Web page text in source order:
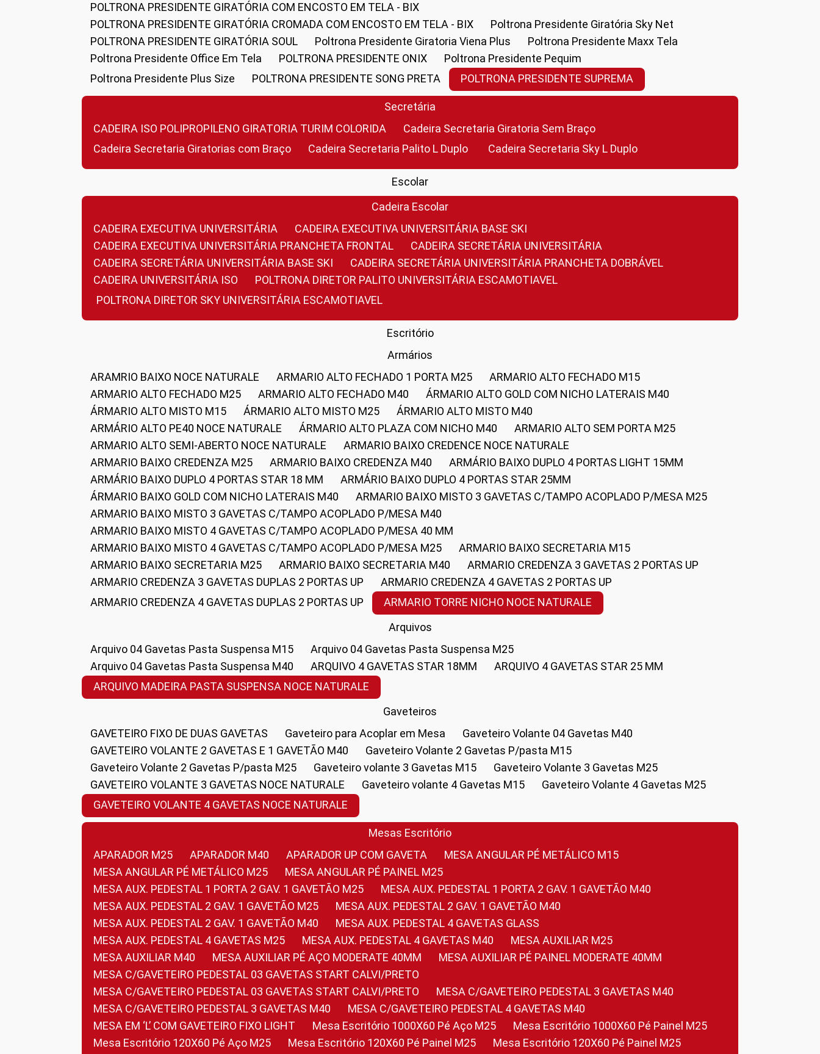
POLTRONA PRESIDENTE GIRATÓRIA COM ENCOSTO EM TELA - BIX
POLTRONA PRESIDENTE GIRATÓRIA CROMADA COM ENCOSTO EM TELA - BIX
Poltrona Presidente Giratória Sky Net
POLTRONA PRESIDENTE GIRATÓRIA SOUL
Poltrona Presidente Giratoria Viena Plus
Poltrona Presidente Maxx Tela
Poltrona Presidente Office Em Tela
POLTRONA PRESIDENTE ONIX
Poltrona Presidente Pequim
Poltrona Presidente Plus Size
POLTRONA PRESIDENTE SONG PRETA POLTRONA PRESIDENTE SUPREMA
Secretária
CADEIRA ISO POLIPROPILENO GIRATORIA TURIM COLORIDA
Cadeira Secretaria Giratoria Sem Braço
Cadeira Secretaria Giratorias com Braço
Cadeira Secretaria Palito L Duplo Cadeira Secretaria Sky L Duplo
Escolar
Cadeira Escolar
CADEIRA EXECUTIVA UNIVERSITÁRIA
CADEIRA EXECUTIVA UNIVERSITÁRIA BASE SKI
CADEIRA EXECUTIVA UNIVERSITÁRIA PRANCHETA FRONTAL
CADEIRA SECRETÁRIA UNIVERSITÁRIA
CADEIRA SECRETÁRIA UNIVERSITÁRIA BASE SKI
CADEIRA SECRETÁRIA UNIVERSITÁRIA PRANCHETA DOBRÁVEL
CADEIRA UNIVERSITÁRIA ISO
POLTRONA DIRETOR PALITO UNIVERSITÁRIA ESCAMOTIAVEL
POLTRONA DIRETOR SKY UNIVERSITÁRIA ESCAMOTIAVEL
Escritório
Armários
ARAMRIO BAIXO NOCE NATURALE
ARMARIO ALTO FECHADO 1 PORTA M25
ARMARIO ALTO FECHADO M15
ARMARIO ALTO FECHADO M25
ARMARIO ALTO FECHADO M40
ÁRMARIO ALTO GOLD COM NICHO LATERAIS M40
ÁRMARIO ALTO MISTO M15
ÁRMARIO ALTO MISTO M25
ÁRMARIO ALTO MISTO M40
ARMÁRIO ALTO PE40 NOCE NATURALE
ÁRMARIO ALTO PLAZA COM NICHO M40
ARMARIO ALTO SEM PORTA M25
ARMARIO ALTO SEMI-ABERTO NOCE NATURALE
ARMARIO BAIXO CREDENCE NOCE NATURALE
ARMARIO BAIXO CREDENZA M25
ARMARIO BAIXO CREDENZA M40
ARMÁRIO BAIXO DUPLO 4 PORTAS LIGHT 15MM
ARMÁRIO BAIXO DUPLO 4 PORTAS STAR 18 MM
ARMÁRIO BAIXO DUPLO 4 PORTAS STAR 25MM
ÁRMARIO BAIXO GOLD COM NICHO LATERAIS M40
ARMARIO BAIXO MISTO 3 GAVETAS C/TAMPO ACOPLADO P/MESA M25
ARMARIO BAIXO MISTO 3 GAVETAS C/TAMPO ACOPLADO P/MESA M40
ARMARIO BAIXO MISTO 4 GAVETAS C/TAMPO ACOPLADO P/MESA 40 MM
ARMARIO BAIXO MISTO 4 GAVETAS C/TAMPO ACOPLADO P/MESA M25
ARMARIO BAIXO SECRETARIA M15
ARMARIO BAIXO SECRETARIA M25
ARMARIO BAIXO SECRETARIA M40
ARMARIO CREDENZA 3 GAVETAS 2 PORTAS UP
ARMARIO CREDENZA 3 GAVETAS DUPLAS 2 PORTAS UP
ARMARIO CREDENZA 4 GAVETAS 2 PORTAS UP
ARMARIO CREDENZA 4 GAVETAS DUPLAS 2 PORTAS UP
ARMARIO TORRE NICHO NOCE NATURALE
Arquivos
Arquivo 04 Gavetas Pasta Suspensa M15
Arquivo 04 Gavetas Pasta Suspensa M25
Arquivo 04 Gavetas Pasta Suspensa M40
ARQUIVO 4 GAVETAS STAR 18MM
ARQUIVO 4 GAVETAS STAR 25 MM
ARQUIVO MADEIRA PASTA SUSPENSA NOCE NATURALE
Gaveteiros
GAVETEIRO FIXO DE DUAS GAVETAS
Gaveteiro para Acoplar em Mesa
Gaveteiro Volante 04 Gavetas M40
GAVETEIRO VOLANTE 2 GAVETAS E 1 GAVETÃO M40
Gaveteiro Volante 2 Gavetas P/pasta M15
Gaveteiro Volante 2 Gavetas P/pasta M25
Gaveteiro volante 3 Gavetas M15
Gaveteiro Volante 3 Gavetas M25
GAVETEIRO VOLANTE 3 GAVETAS NOCE NATURALE
Gaveteiro volante 4 Gavetas M15
Gaveteiro Volante 4 Gavetas M25
GAVETEIRO VOLANTE 4 GAVETAS NOCE NATURALE
Mesas Escritório
APARADOR M25
APARADOR M40 APARADOR UP COM GAVETA
MESA ANGULAR PÉ METÁLICO M15
MESA ANGULAR PÉ METÁLICO M25
MESA ANGULAR PÉ PAINEL M25
MESA AUX. PEDESTAL 1 PORTA 2 GAV. 1 GAVETÃO M25
MESA AUX. PEDESTAL 1 PORTA 2 GAV. 1 GAVETÃO M40
MESA AUX. PEDESTAL 2 GAV. 1 GAVETÃO M25
MESA AUX. PEDESTAL 2 GAV. 1 GAVETÃO M40
MESA AUX. PEDESTAL 2 GAV. 1 GAVETÃO M40
MESA AUX. PEDESTAL 4 GAVETAS GLASS
MESA AUX. PEDESTAL 4 GAVETAS M25
MESA AUX. PEDESTAL 4 GAVETAS M40
MESA AUXILIAR M25
MESA AUXILIAR M40
MESA AUXILIAR PÉ AÇO MODERATE 40MM
MESA AUXILIAR PÉ PAINEL MODERATE 40MM
MESA C/GAVETEIRO PEDESTAL 03 GAVETAS START CALVI/PRETO
MESA C/GAVETEIRO PEDESTAL 03 GAVETAS START CALVI/PRETO
MESA C/GAVETEIRO PEDESTAL 3 GAVETAS M40
MESA C/GAVETEIRO PEDESTAL 3 GAVETAS M40
MESA C/GAVETEIRO PEDESTAL 4 GAVETAS M40
MESA EM ‘L’ COM GAVETEIRO FIXO LIGHT
Mesa Escritório 1000X60 Pé Aço M25
Mesa Escritório 1000X60 Pé Painel M25
Mesa Escritório 120X60 Pé Aço M25
Mesa Escritório 120X60 Pé Painel M25
Mesa Escritório 120X60 Pé Painel M25